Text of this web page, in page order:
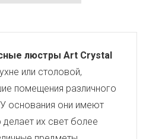
люстры Art Crystal
или столовой,
помещения различного
У основания они имеют
их свет более